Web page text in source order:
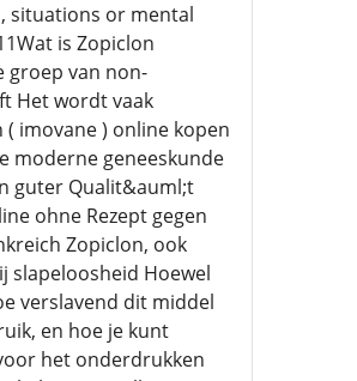
situations or mental
is Zopiclon
groep van non-
Het wordt vaak
imovane ) online kopen
moderne geneeskunde
guter Qualit&auml;t
ohne Rezept gegen
Zopiclon, ook
slapeloosheid Hoewel
verslavend dit middel
en hoe je kunt
het onderdrukken